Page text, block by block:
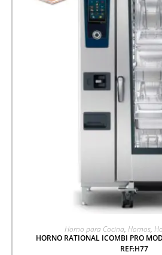
AGREGAR A
Horno para Cocina, Hornos,
HORNO RATIONAL ICOMBI PRO
REF:H77